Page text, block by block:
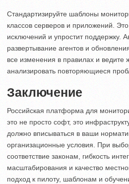
Стандартизируйте шаблоны
классов серверов и приложений.
исключений и упростит поддержку.
развертывание агентов и
все изменения в правилах и ведите
анализировать повторяющиеся
Заключение
Российская платформа для
это не просто софт, это
должно вписываться в ваши
организационные условия. При
соответствие законам, гибкость
масштабирования и качество
подход к пилоту, шаблонам и